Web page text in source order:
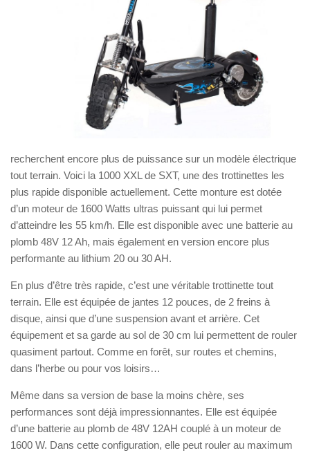
recherchent encore plus de puissance sur un modèle électrique
tout terrain. Voici la 1000 XXL de SXT, une des trottinettes les
plus rapide disponible actuellement. Cette monture est dotée
d’un moteur de 1600 Watts ultras puissant qui lui permet
d’atteindre les 55 km/h. Elle est disponible avec une batterie au
plomb 48V 12 Ah, mais également en version encore plus
performante au lithium 20 ou 30 AH.
En plus d’être très rapide, c’est une véritable trottinette tout
terrain. Elle est équipée de jantes 12 pouces, de 2 freins à
disque, ainsi que d’une suspension avant et arrière. Cet
équipement et sa garde au sol de 30 cm lui permettent de rouler
quasiment partout. Comme en forêt, sur routes et chemins,
dans l’herbe ou pour vos loisirs…
Même dans sa version de base la moins chère, ses
performances sont déjà impressionnantes. Elle est équipée
d’une batterie au plomb de 48V 12AH couplé à un moteur de
1600 W. Dans cette configuration, elle peut rouler au maximum